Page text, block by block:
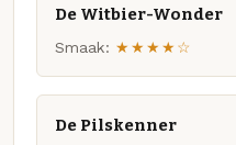
De Witbier-Wonder
Smaak: ★★★★☆
De Pilskenner